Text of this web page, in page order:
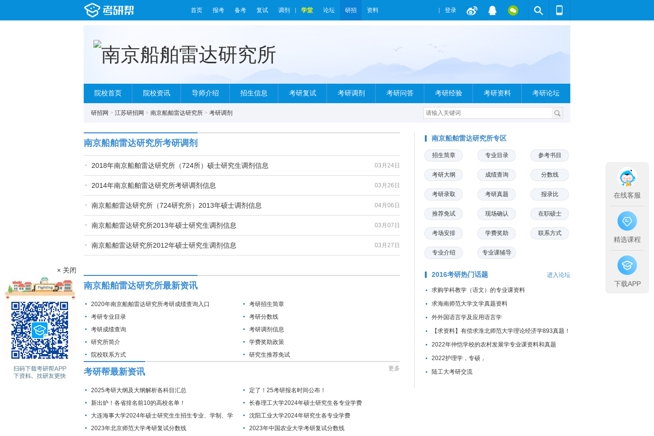
首页 报考 备考 复试 调剂 学堂 论坛 研招 资料 登录
院校首页 院校资讯 导师介绍 招生信息 考研复试 考研调剂 考研问答 考研经验 考研资料 考研论坛
研招网 > 江苏研招网 > 南京船舶雷达研究所 > 考研调剂
南京船舶雷达研究所考研调剂
03月24日
2018年南京船舶雷达研究所（724所）硕士研究生调剂信息
03月26日
2014年南京船舶雷达研究所考研调剂信息
04月06日
南京船舶雷达研究所（724研究所）2013年硕士调剂信息
03月07日
南京船舶雷达研究所2013年硕士研究生调剂信息
03月27日
南京船舶雷达研究所2012年硕士研究生调剂信息
南京船舶雷达研究所最新资讯
2020年南京船舶雷达研究所考研成绩查询入口
考研招生简章
考研专业目录
考研分数线
考研成绩查询
考研调剂信息
研究所简介
学费奖助政策
院校联系方式
研究生推荐免试
考研帮最新资讯 更多
2025考研大纲及大纲解析各科目汇总
定了！25考研报名时间公布！
新出炉！各省排名前10的高校名单！
长春理工大学2024年硕士研究生各专业学费
大连海事大学2024年硕士研究生生招生专业、学制、学
费标准及拟招生人数
沈阳工业大学2024年研究生各专业学费
2023年北京师范大学考研复试分数线
2023年中国农业大学考研复试分数线
南京船舶雷达研究所专区
招生简章 专业目录 参考书目
考研大纲 成绩查询 分数线
考研录取 考研真题 报录比
推荐免试 现场确认 在职硕士
考场安排 学费奖助 联系方式
专业介绍 专业课辅导
2016考研热门话题 进入论坛
求购学科教学（语文）的专业课资料
求海南师范大学文学真题资料
外外国语言学及应用语言学
【求资料】有偿求淮北师范大学理论经济学893真题！
2022年仲恺学校的农村发展学专业课资料和真题
2022护理学，专硕，
陆工大考研交流
× 关闭
在线客服
精选课程
下载APP